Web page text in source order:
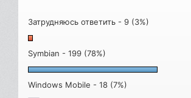
Затрудняюсь ответить - 9 (3%)
Symbian - 199 (78%)
Windows Mobile - 18 (7%)